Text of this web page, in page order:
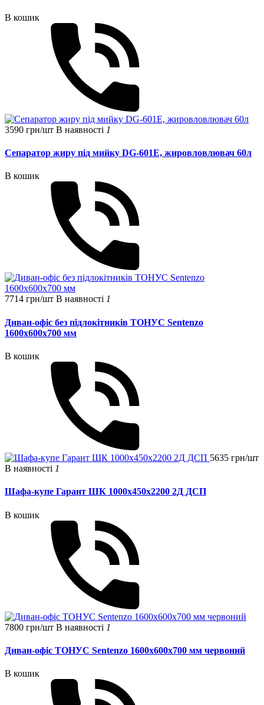
В кошик
3590 грн/шт В наявності 1
Сепаратор жиру під мийку DG-601E, жировловлювач 60л
В кошик
7714 грн/шт В наявності 1
Диван-офіс без підлокітників ТОНУС Sentenzo
1600x600x700 мм
В кошик
5635 грн/шт
В наявності 1
Шафа-купе Гарант ШК 1000х450х2200 2Д ДСП
В кошик
7800 грн/шт В наявності 1
Диван-офіс ТОНУС Sentenzo 1600x600x700 мм червоний
В кошик